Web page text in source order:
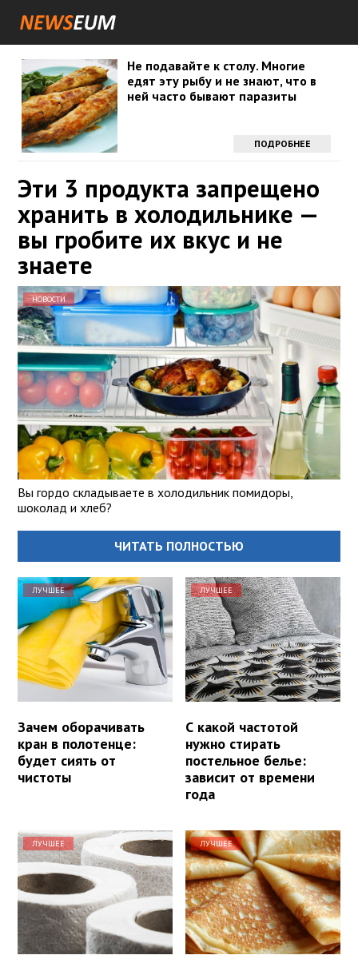
Не подавайте к столу. Многие
едят эту рыбу и не знают, что в
ней часто бывают паразиты
ПОДРОБНЕЕ
Эти 3 продукта запрещено
хранить в холодильнике —
вы гробите их вкус и не
знаете
НОВОСТИ
Вы гордо складываете в холодильник помидоры,
шоколад и хлеб?
ЧИТАТЬ ПОЛНОСТЬЮ
ЛУЧШЕЕ
Зачем оборачивать
кран в полотенце:
будет сиять от
чистоты
ЛУЧШЕЕ
С какой частотой
нужно стирать
постельное белье:
зависит от времени
года
ЛУЧШЕЕ ЛУЧШЕЕ